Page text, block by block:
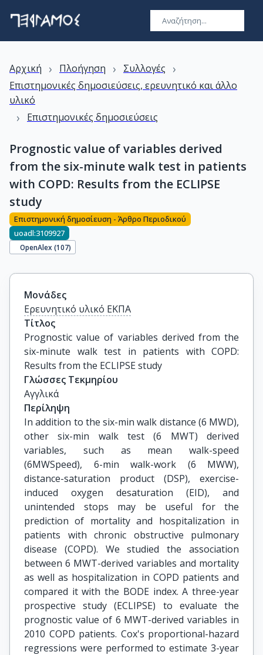
Αρχική › Πλοήγηση › Συλλογές ›
Επιστημονικές δημοσιεύσεις, ερευνητικό και άλλο
υλικό
› Επιστημονικές δημοσιεύσεις
Prognostic value of variables derived
from the six-minute walk test in patients
with COPD: Results from the ECLIPSE
study
Επιστημονική δημοσίευση - Άρθρο Περιοδικού
uoadl:3109927
OpenAlex (107)
Μονάδες
Ερευνητικό υλικό ΕΚΠΑ
Τίτλος
Prognostic value of variables derived from the
six-minute walk test in patients with COPD:
Results from the ECLIPSE study
Γλώσσες Τεκμηρίου
Αγγλικά
Περίληψη
In addition to the six-min walk distance (6 MWD),
other six-min walk test (6 MWT) derived
variables, such as mean walk-speed
(6MWSpeed), 6-min walk-work (6 MWW),
distance-saturation product (DSP), exercise-
induced oxygen desaturation (EID), and
unintended stops may be useful for the
prediction of mortality and hospitalization in
patients with chronic obstructive pulmonary
disease (COPD). We studied the association
between 6 MWT-derived variables and mortality
as well as hospitalization in COPD patients and
compared it with the BODE index. A three-year
prospective study (ECLIPSE) to evaluate the
prognostic value of 6 MWT-derived variables in
2010 COPD patients. Cox's proportional-hazard
regressions were performed to estimate 3-year